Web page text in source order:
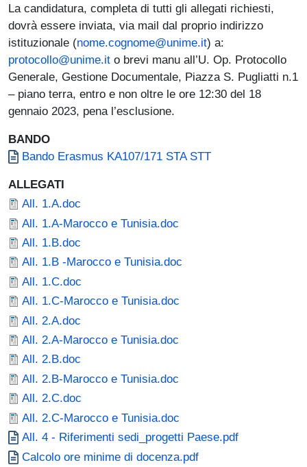
La candidatura, completa di tutti gli allegati richiesti,
dovrà essere inviata, via mail dal proprio indirizzo
istituzionale (nome.cognome@unime.it) a:
protocollo@unime.it o brevi manu all’U. Op. Protocollo
Generale, Gestione Documentale, Piazza S. Pugliatti n.1
– piano terra, entro e non oltre le ore 12:30 del 18
gennaio 2023, pena l’esclusione.
BANDO
Document
Bando Erasmus KA107/171 STA STT
ALLEGATI
Document
All. 1.A.doc
Document
All. 1.A-Marocco e Tunisia.doc
Document
All. 1.B.doc
Document
All. 1.B -Marocco e Tunisia.doc
Document
All. 1.C.doc
Document
All. 1.C-Marocco e Tunisia.doc
Document
All. 2.A.doc
Document
All. 2.A-Marocco e Tunisia.doc
Document
All. 2.B.doc
Document
All. 2.B-Marocco e Tunisia.doc
Document
All. 2.C.doc
Document
All. 2.C-Marocco e Tunisia.doc
Document
All. 4 - Riferimenti sedi_progetti Paese.pdf
Document
Calcolo ore minime di docenza.pdf